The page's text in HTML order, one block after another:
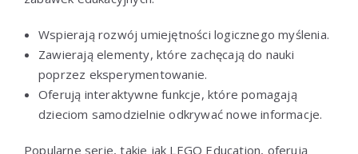
Wspierają rozwój umiejętności logicznego myślenia.
Zawierają elementy, które zachęcają do nauki
poprzez eksperymentowanie.
Oferują interaktywne funkcje, które pomagają
dzieciom samodzielnie odkrywać nowe informacje.
Popularne serie, takie jak LEGO Education, oferują